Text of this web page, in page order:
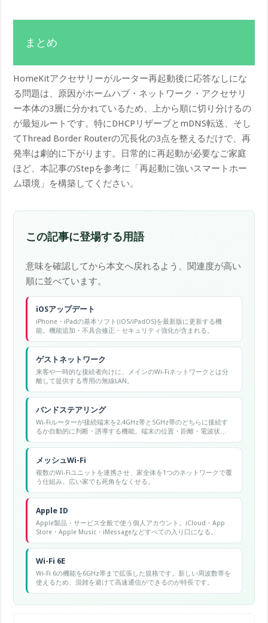
まとめ
HomeKitアクセサリーがルーター再起動後に応答なしにな
る問題は、原因がホームハブ・ネットワーク・アクセサリ
ー本体の3層に分かれているため、上から順に切り分けるの
が最短ルートです。特にDHCPリザーブとmDNS転送、そし
てThread Border Routerの冗長化の3点を整えるだけで、再
発率は劇的に下がります。日常的に再起動が必要なご家庭
ほど、本記事のStepを参考に「再起動に強いスマートホー
ム環境」を構築してください。
この記事に登場する用語
意味を確認してから本文へ戻れるよう、関連度が高い
順に並べています。
iOSアップデート
iPhone・iPadの基本ソフト(iOS/iPadOS)を最新版に更新する機
能。機能追加・不具合修正・セキュリティ強化が含まれる。
ゲストネットワーク
来客や一時的な接続者向けに、メインのWi-Fiネットワークとは分
離して提供する専用の無線LAN。
バンドステアリング
Wi-Fiルーターが接続端末を2.4GHz帯と5GHz帯のどちらに接続す
るか自動的に判断・誘導する機能。端末の位置・距離・電波状況
に応じて最適な帯域に割り当て、全体のパフォーマンスを向上さ
せる。
メッシュWi-Fi
複数のWi-Fiユニットを連携させ、家全体を1つのネットワークで覆
う仕組み。広い家でも死角をなくせる。
Apple ID
Apple製品・サービス全般で使う個人アカウント。iCloud・App
Store・Apple Music・iMessageなどすべての入り口になる。
Wi-Fi 6E
Wi-Fi 6の機能を6GHz帯まで拡張した規格です。新しい周波数帯を
使えるため、混雑を避けて高速通信ができるのが特長です。